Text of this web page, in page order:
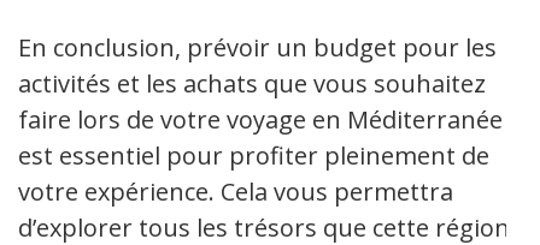
En conclusion, prévoir un budget pour les
activités et les achats que vous souhaitez
faire lors de votre voyage en Méditerranée
est essentiel pour profiter pleinement de
votre expérience. Cela vous permettra
d’explorer tous les trésors que cette région